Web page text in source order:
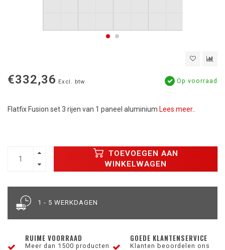
€332,36 Excl. btw Op voorraad
Flatfix Fusion set 3 rijen van 1 paneel aluminium Lees meer..
TOEVOEGEN AAN
WINKELWAGEN
1 - 5 WERKDAGEN
RUIME VOORRAAD
Meer dan 1500 producten
GOEDE KLANTENSERVICE
Klanten beoordelen ons